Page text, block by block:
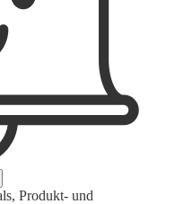
Produkt- und